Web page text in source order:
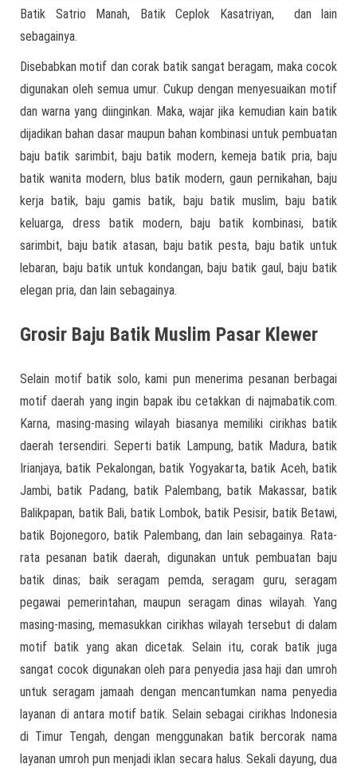
Batik Satrio Manah, Batik Ceplok Kasatriyan, dan lain
sebagainya.
Disebabkan motif dan corak batik sangat beragam, maka cocok
digunakan oleh semua umur. Cukup dengan menyesuaikan motif
dan warna yang diinginkan. Maka, wajar jika kemudian kain batik
dijadikan bahan dasar maupun bahan kombinasi untuk pembuatan
baju batik sarimbit, baju batik modern, kemeja batik pria, baju
batik wanita modern, blus batik modern, gaun pernikahan, baju
kerja batik, baju gamis batik, baju batik muslim, baju batik
keluarga, dress batik modern, baju batik kombinasi, batik
sarimbit, baju batik atasan, baju batik pesta, baju batik untuk
lebaran, baju batik untuk kondangan, baju batik gaul, baju batik
elegan pria, dan lain sebagainya.
Grosir Baju Batik Muslim Pasar Klewer
Selain motif batik solo, kami pun menerima pesanan berbagai
motif daerah yang ingin bapak ibu cetakkan di najmabatik.com.
Karna, masing-masing wilayah biasanya memiliki cirikhas batik
daerah tersendiri. Seperti batik Lampung, batik Madura, batik
Irianjaya, batik Pekalongan, batik Yogyakarta, batik Aceh, batik
Jambi, batik Padang, batik Palembang, batik Makassar, batik
Balikpapan, batik Bali, batik Lombok, batik Pesisir, batik Betawi,
batik Bojonegoro, batik Palembang, dan lain sebagainya. Rata-
rata pesanan batik daerah, digunakan untuk pembuatan baju
batik dinas; baik seragam pemda, seragam guru, seragam
pegawai pemerintahan, maupun seragam dinas wilayah. Yang
masing-masing, memasukkan cirikhas wilayah tersebut di dalam
motif batik yang akan dicetak. Selain itu, corak batik juga
sangat cocok digunakan oleh para penyedia jasa haji dan umroh
untuk seragam jamaah dengan mencantumkan nama penyedia
layanan di antara motif batik. Selain sebagai cirikhas Indonesia
di Timur Tengah, dengan menggunakan batik bercorak nama
layanan umroh pun menjadi iklan secara halus. Sekali dayung, dua